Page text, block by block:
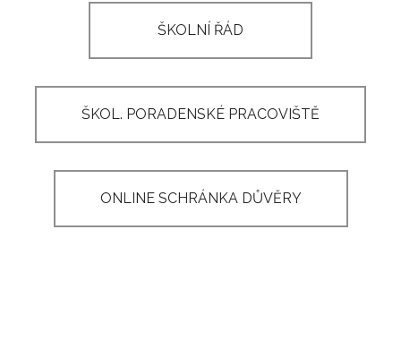
ŠKOLNÍ ŘÁD
ŠKOL. PORADENSKÉ PRACOVIŠTĚ
ONLINE SCHRÁNKA DŮVĚRY